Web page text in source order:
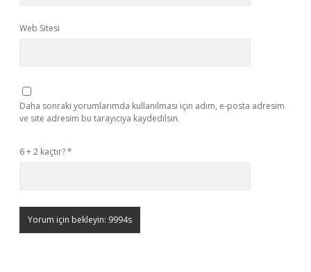
Web Sitesi
Daha sonraki yorumlarımda kullanılması için adım, e-posta adresim
ve site adresim bu tarayıcıya kaydedilsin.
6 + 2 kaçtır?*